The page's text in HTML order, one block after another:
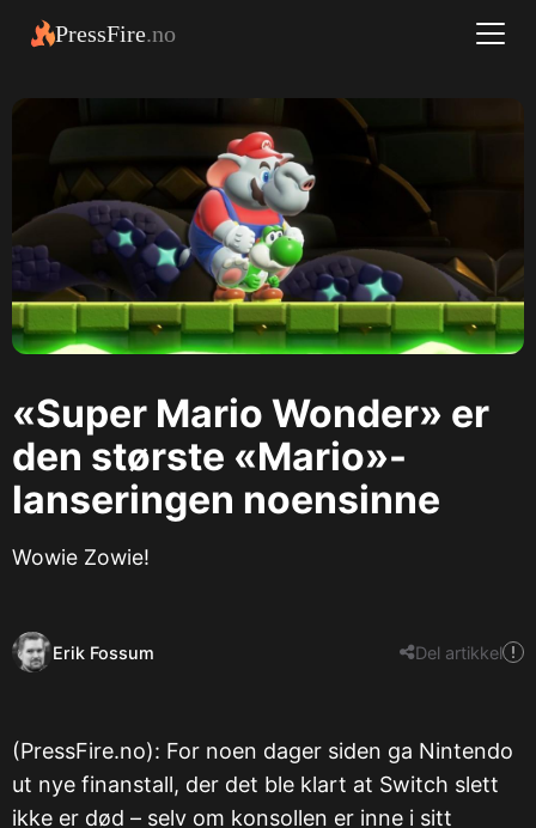
PressFire.no
«Super Mario Wonder» er
den største «Mario»-
lanseringen noensinne
Wowie Zowie!
Erik Fossum Del artikkel
(PressFire.no): For noen dager siden ga Nintendo
ut nye finanstall, der det ble klart at Switch slett
ikke er død – selv om konsollen er inne i sitt